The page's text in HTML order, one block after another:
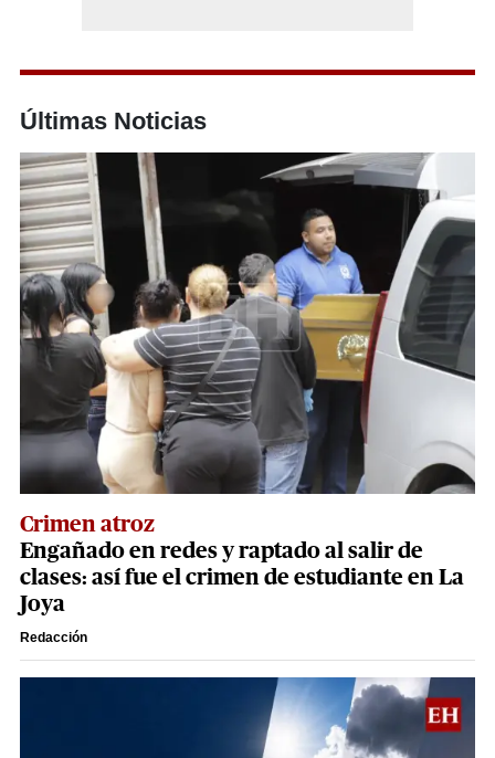
Últimas Noticias
Crimen atroz
Engañado en redes y raptado al salir de
clases: así fue el crimen de estudiante en La
Joya
Redacción